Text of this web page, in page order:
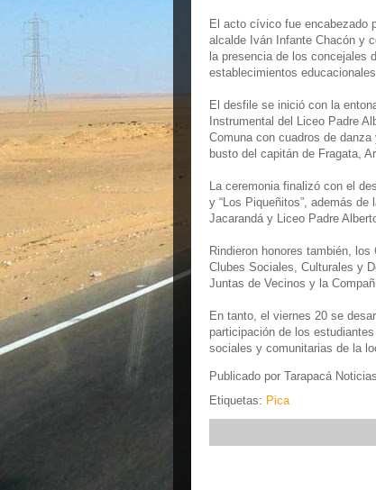
El acto cívico fue encabezado
alcalde Iván Infante Chacón y
la presencia de los concejales
establecimientos
El desfile se inició con la
Instrumental del Liceo Padre
Comuna con cuadros de
busto del capitán de Fragata,
La ceremonia finalizó con el
y “Los Piqueñitos”, además
Jacarandá y Liceo Padre
Rindieron honores también,
Clubes Sociales, Culturales y
Juntas de Vecinos y la
En tanto, el viernes 20 se
participación de los
sociales y comunitarias de la
Publicado por Tarapacá Noticias
Etiquetas: Pica